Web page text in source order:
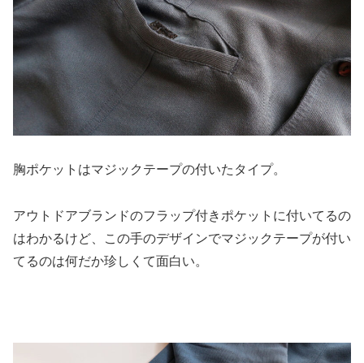
胸ポケットはマジックテープの付いたタイプ。
アウトドアブランドのフラップ付きポケットに付いてるの
はわかるけど、この手のデザインでマジックテープが付い
てるのは何だか珍しくて面白い。